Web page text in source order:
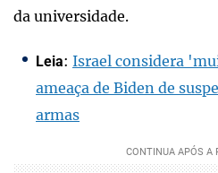
da universidade.
Leia: Israel considera
ameaça de Biden de
armas